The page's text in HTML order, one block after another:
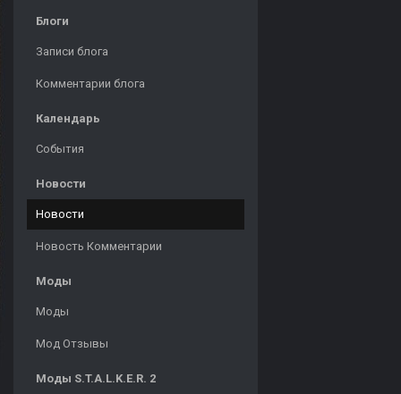
Блоги
Записи блога
Комментарии блога
Календарь
События
Новости
Новости
Новость Комментарии
Моды
Моды
Мод Отзывы
Моды S.T.A.L.K.E.R. 2